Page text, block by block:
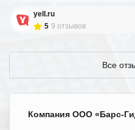
yell.ru
5 9 отзывов
Все
Компания ООО «Барс-